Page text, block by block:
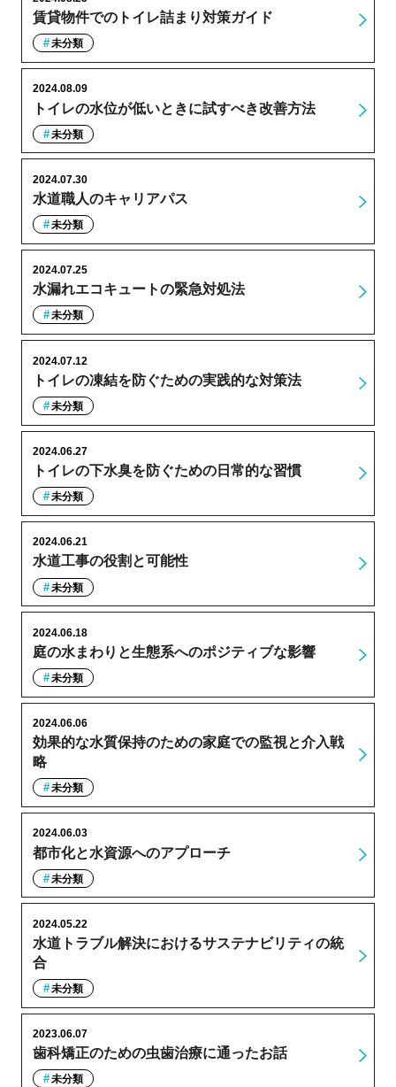
賃貸物件でのトイレ詰まり対策ガイド
未分類
トイレの水位が低いときに試すべき改善方法
2024.08.09
未分類
水道職人のキャリアパス
2024.07.30
未分類
水漏れエコキュートの緊急対処法
2024.07.25
未分類
トイレの凍結を防ぐための実践的な対策法
2024.07.12
未分類
トイレの下水臭を防ぐための日常的な習慣
2024.06.27
未分類
水道工事の役割と可能性
2024.06.21
未分類
庭の水まわりと生態系へのポジティブな影響
2024.06.18
未分類
効果的な水質保持のための家庭での監視と介入戦
略
2024.06.06
未分類
都市化と水資源へのアプローチ
2024.06.03
未分類
水道トラブル解決におけるサステナビリティの統
合
2024.05.22
未分類
歯科矯正のための虫歯治療に通ったお話
2023.06.07
未分類